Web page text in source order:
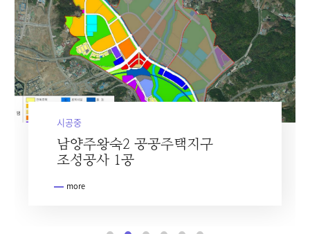
송산그린시티 서측 선도사업지구
조성공사
시공중
more
남양주왕숙2 공공주택지구
조성공사 1공
시공중
more
군내~내촌 국지도 건설공사
시공중
more
고성~통영 국도건설공사
시공중
more
보령~청양(제1공구)
도로건설공사
완공
more
영산강 강변도로(2공구) 개설공사
완공
more